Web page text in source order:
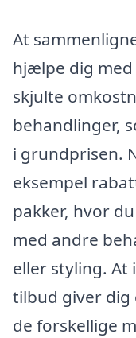
At
hjælpe dig
skjulte
behandlinger,
i grundprisen.
eksempel
pakker, hvor
med andre
eller styling.
tilbud giver dig
de forskellige